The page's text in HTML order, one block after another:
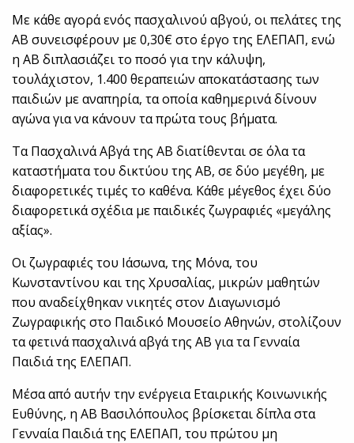
Με κάθε αγορά ενός πασχαλινού αβγού, οι πελάτες της
ΑΒ συνεισφέρουν με 0,30€ στο έργο της ΕΛΕΠΑΠ, ενώ
η ΑΒ διπλασιάζει το ποσό για την κάλυψη,
τουλάχιστον, 1.400 θεραπειών αποκατάστασης των
παιδιών με αναπηρία, τα οποία καθημερινά δίνουν
αγώνα για να κάνουν τα πρώτα τους βήματα.
Τα Πασχαλινά Αβγά της ΑΒ διατίθενται σε όλα τα
καταστήματα του δικτύου της ΑΒ, σε δύο μεγέθη, με
διαφορετικές τιμές το καθένα. Κάθε μέγεθος έχει δύο
διαφορετικά σχέδια με παιδικές ζωγραφιές «μεγάλης
αξίας».
Οι ζωγραφιές του Ιάσωνα, της Μόνα, του
Κωνσταντίνου και της Χρυσαλίας, μικρών μαθητών
που αναδείχθηκαν νικητές στον Διαγωνισμό
Ζωγραφικής στο Παιδικό Μουσείο Αθηνών, στολίζουν
τα φετινά πασχαλινά αβγά της ΑΒ για τα Γενναία
Παιδιά της ΕΛΕΠΑΠ.
Μέσα από αυτήν την ενέργεια Εταιρικής Κοινωνικής
Ευθύνης, η ΑΒ Βασιλόπουλος βρίσκεται δίπλα στα
Γενναία Παιδιά της ΕΛΕΠΑΠ, του πρώτου μη